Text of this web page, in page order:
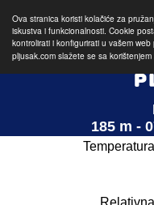
Ova stranica koristi kolačiće za
iskustva i funkcionalnosti. Cookie
kontrolirati i konfigurirati u vašem
pljusak.com slažete se sa korištenjem
185 m -